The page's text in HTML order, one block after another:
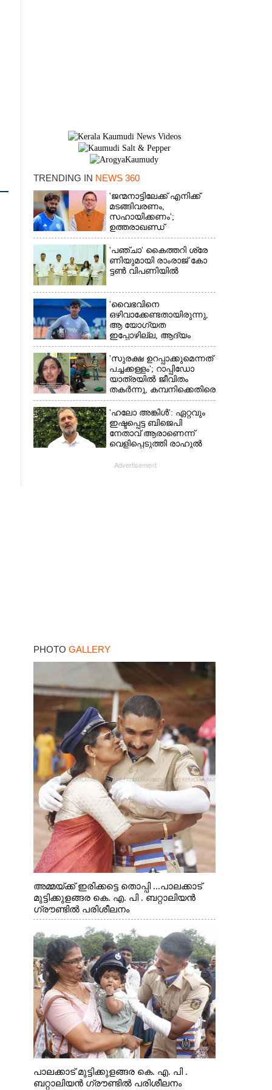
TRENDING IN NEWS 360
'ജന്മനാട്ടിലേക്ക് എനിക്ക്
മടങ്ങിവരണം,
സഹായിക്കണം';
ഉത്തരാഖണ്ഡ്
മുഖ്യമന്ത്രിയോട്
അപേക്ഷയുമായി ഋഷഭ്
പന്ത്
'​പ​ഞ്ചാ​'​ ​കൈ​ത്ത​റി​ ​ശ്രേ​
ണി​യു​മാ​യി​ ​രാം​രാ​ജ് ​കോ​
ട്ടൺ വിപണിയിൽ
'വൈഭവിനെ
ഒഴിവാക്കേണ്ടതായിരുന്നു,​
ആ യോഗ്യത
ഇപ്പോഴില്ല, ആദ്യം
എല്ലാം പഠിക്കട്ടെ';
നിർദേശവുമായി മുൻ
ക്രിക്കറ്റ് താരം
'സുരക്ഷ ഉറപ്പാക്കുമെന്നത്
പച്ചക്കള്ളം'; റാപ്പിഡോ
യാത്രയിൽ ജീവിതം
തകർന്നു, കമ്പനിക്കെതിരെ
പരാതിയുമായി യുവതി
'ഹലോ അങ്കിൾ': ഏറ്റവും
ഇഷ്ടപ്പെട്ട ബിജെപി
നേതാവ് ആരാണെന്ന്
വെളിപ്പെടുത്തി രാഹുൽ
Advertisement
PHOTO GALLERY
അമ്മയ്ക്ക് ഇരിക്കട്ടെ തൊപ്പി ...പാലക്കാട്
മുട്ടിക്കുളങ്ങര കെ. എ. പി . ബറ്റാലിയൻ
ഗ്രൗണ്ടിൽ പരിശീലനം
പാലക്കാട് മുട്ടിക്കുളങ്ങര കെ. എ. പി .
ബറ്റാലിയൻ ഗ്രൗണ്ടിൽ പരിശീലനം
×